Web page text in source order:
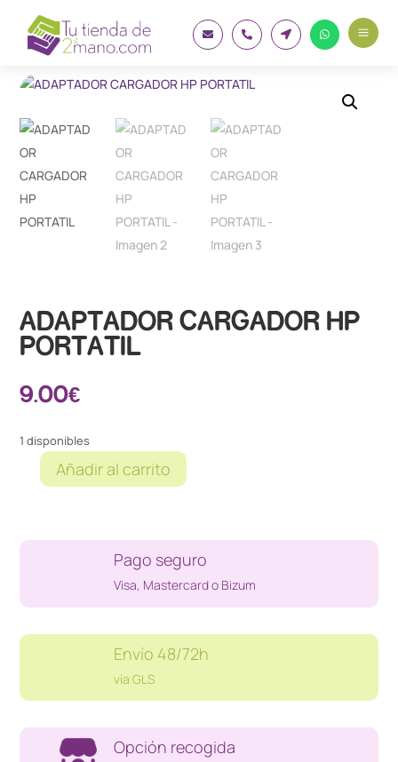
    a
ADAPTADOR CARGADOR HP
PORTATIL
9.00€
1 disponibles
ADAPTADOR
PORTATIL
Añadir al carrito
Pago seguro
Visa, Mastercard o Bizum
Envío 48/72h
vía GLS
Opción recogida